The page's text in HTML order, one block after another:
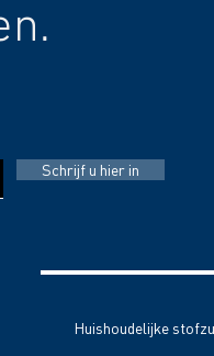
Schrijf u hier in
Huishoudelijke